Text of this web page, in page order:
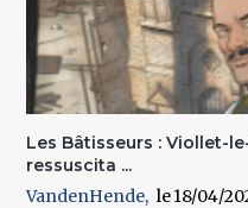
Les Bâtisseurs : Viollet-
ressuscita ...
VandenHende
18/04/